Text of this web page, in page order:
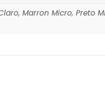
Marron Micro, Preto